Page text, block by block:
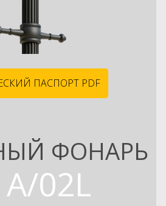
ПАСПОРТ PDF
ФОНАРЬ
02L